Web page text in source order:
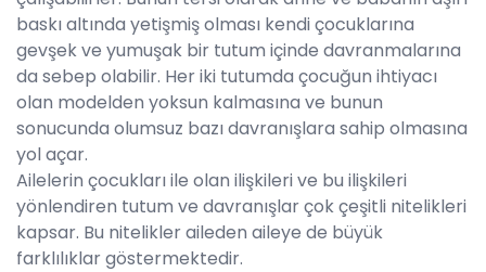
baskı altında yetişmiş olması kendi çocuklarına
gevşek ve yumuşak bir tutum içinde davranmalarına
da sebep olabilir. Her iki tutumda çocuğun ihtiyacı
olan modelden yoksun kalmasına ve bunun
sonucunda olumsuz bazı davranışlara sahip olmasına
yol açar.
Ailelerin çocukları ile olan ilişkileri ve bu ilişkileri
yönlendiren tutum ve davranışlar çok çeşitli nitelikleri
kapsar. Bu nitelikler aileden aileye de büyük
farklılıklar göstermektedir.